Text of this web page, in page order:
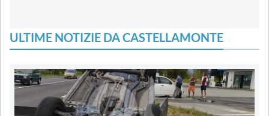
ULTIME NOTIZIE DA CASTELLAMONTE